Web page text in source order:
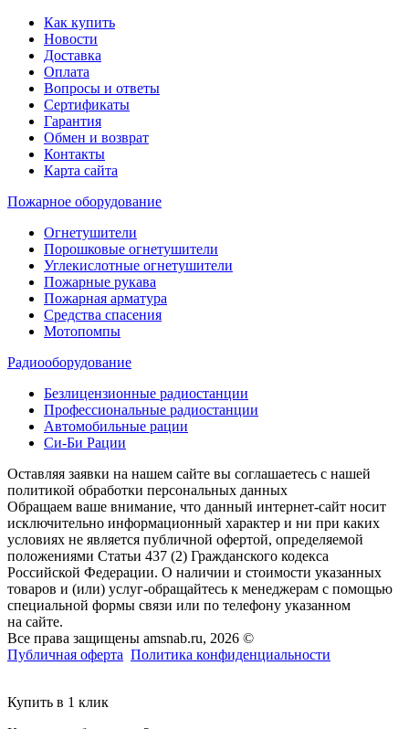
Как купить
Новости
Доставка
Оплата
Вопросы и ответы
Сертификаты
Гарантия
Обмен и возврат
Контакты
Карта сайта
Пожарное оборудование
Огнетушители
Порошковые огнетушители
Углекислотные огнетушители
Пожарные рукава
Пожарная арматура
Средства спасения
Мотопомпы
Радиооборудование
Безлицензионные радиостанции
Профессиональные радиостанции
Автомобильные рации
Си-Би Рации
Оставляя заявки на нашем сайте вы соглашаетесь с нашей
политикой обработки персональных данных
Обращаем ваше внимание, что данный интернет-сайт носит
исключительно информационный характер и ни при каких
условиях не является публичной офертой, определяемой
положениями Статьи 437 (2) Гражданского кодекса
Российской Федерации. О наличии и стоимости указанных
товаров и (или) услуг-обращайтесь к менеджерам с помощью
специальной формы связи или по телефону указанном
на сайте.
Все права защищены amsnab.ru, 2026 ©
Публичная оферта Политика конфиденциальности
Купить в 1 клик